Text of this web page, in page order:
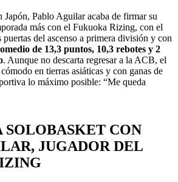
Japón, Pablo Aguilar acaba de firmar su
más con el Fukuoka Rizing, con el
puertas del ascenso a primera división y con
de 13,3 puntos, 10,3 rebotes y 2
. Aunque no descarta regresar a la ACB, el
en tierras asiáticas y con ganas de
lo máximo posible: “Me queda
SOLOBASKET CON
JUGADOR DEL